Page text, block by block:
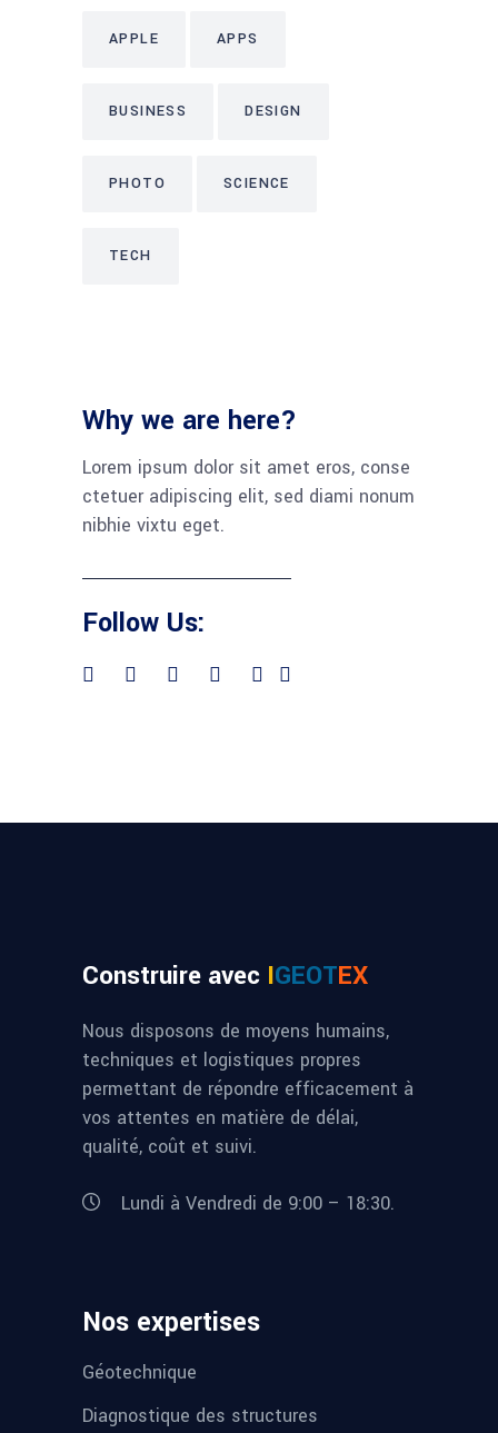
APPLE APPS
BUSINESS DESIGN
PHOTO SCIENCE
TECH
Why we are here?
Lorem ipsum dolor sit amet eros, conse
ctetuer adipiscing elit, sed diami nonum
nibhie vixtu eget.
Follow Us:
Construire avec IGEOTEX
Nous disposons de moyens humains,
techniques et logistiques propres
permettant de répondre efficacement à
vos attentes en matière de délai,
qualité, coût et suivi.
Lundi à Vendredi de 9:00 – 18:30.
Nos expertises
Géotechnique
Diagnostique des structures